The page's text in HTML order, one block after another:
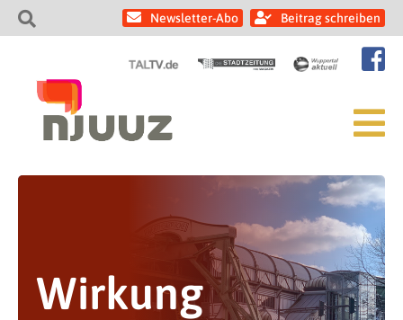
Newsletter-Abo Beitrag schreiben
Wirkung